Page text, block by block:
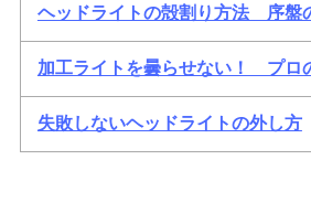
ヘッドライトの殻割り方法 序盤
加工ライトを曇らせない！ プロ
失敗しないヘッドライトの外し方